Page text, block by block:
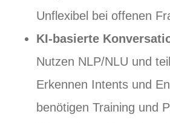
Unflexibel bei offenen
KI-basierte
Nutzen NLP/NLU und
Erkennen Intents und
benötigen Training und